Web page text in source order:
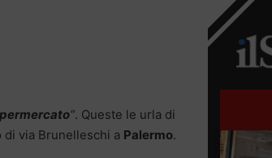
“. Queste le urla di
via Brunelleschi a Palermo.